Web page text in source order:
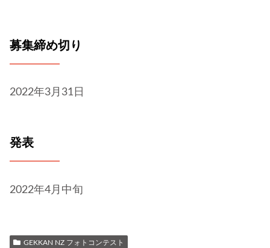
募集締め切り
2022年3月31日
発表
2022年4月中旬
GEKKAN NZ フォトコンテスト